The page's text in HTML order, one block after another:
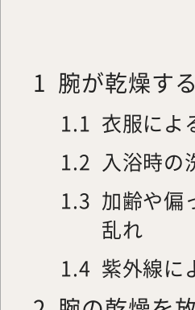
1 腕が乾燥す
1.1 衣服によ
1.2 入浴時の
1.3 加齢や偏
乱れ
1.4 紫外線に